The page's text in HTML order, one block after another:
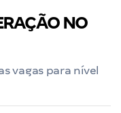
NO
vagas para nível